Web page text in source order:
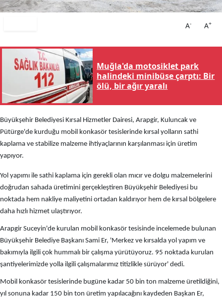
A- A+
Muğla'da motosiklet park
halindeki minibüse çarptı: Bir
ölü, bir ağır yaralı
Büyükşehir Belediyesi Kırsal Hizmetler Dairesi, Arapgir, Kuluncak ve
Pütürge'de kurduğu mobil konkasör tesislerinde kırsal yolların sathi
kaplama ve stabilize malzeme ihtiyaçlarının karşılanması için üretim
yapıyor.
Yol yapımı ile sathi kaplama için gerekli olan mıcır ve dolgu malzemelerini
doğrudan sahada üretimini gerçekleştiren Büyükşehir Belediyesi bu
noktada hem nakliye maliyetini ortadan kaldırıyor hem de kırsal bölgelere
daha hızlı hizmet ulaştırıyor.
Arapgir Suceyin'de kurulan mobil konkasör tesisinde incelemede bulunan
Büyükşehir Belediye Başkanı Sami Er, 'Merkez ve kırsalda yol yapım ve
bakımıyla ilgili çok hummalı bir çalışma yürütüyoruz. 95 noktada kurulan
şantiyelerimizde yolla ilgili çalışmalarımız titizlikle sürüyor' dedi.
Mobil konkasör tesislerinde bugüne kadar 50 bin ton malzeme üretildiğini,
yıl sonuna kadar 150 bin ton üretim yapılacağını kaydeden Başkan Er,